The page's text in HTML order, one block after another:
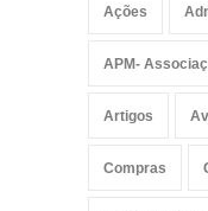
Ações
APM-
Artigos
Compras